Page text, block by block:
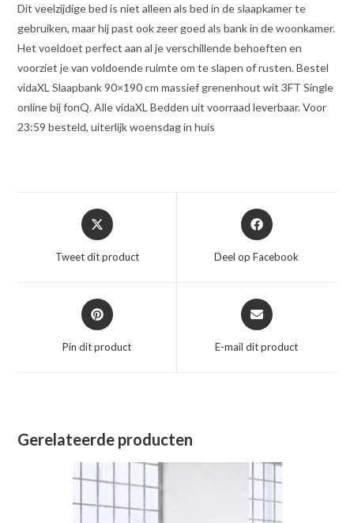
Dit veelzijdige bed is niet alleen als bed in de slaapkamer te
gebruiken, maar hij past ook zeer goed als bank in de woonkamer.
Het voeldoet perfect aan al je verschillende behoeften en
voorziet je van voldoende ruimte om te slapen of rusten. Bestel
vidaXL Slaapbank 90×190 cm massief grenenhout wit 3FT Single
online bij fonQ. Alle vidaXL Bedden uit voorraad leverbaar. Voor
23:59 besteld, uiterlijk woensdag in huis
Opent
in
nieuw
Tweet dit product
Opent
in
nieuw
Deel op Facebook
Opent
in
nieuw
Pin dit product
Opent
in
nieuw
E-mail dit product
Gerelateerde producten